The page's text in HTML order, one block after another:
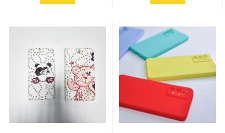
Quotes Collection Cirkus